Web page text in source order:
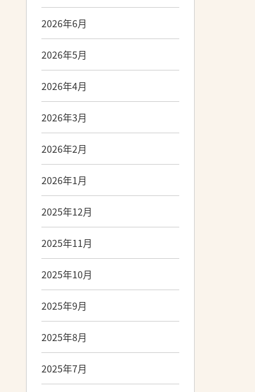
2026年6月
2026年5月
2026年4月
2026年3月
2026年2月
2026年1月
2025年12月
2025年11月
2025年10月
2025年9月
2025年8月
2025年7月